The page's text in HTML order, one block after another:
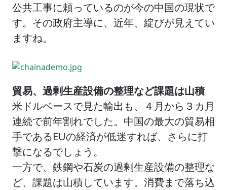
公共工事に頼っているのが今の中国の現状で
す。その政府主導に、近年、綻びが見えてい
ますね。
貿易、過剰生産設備の整理など課題は山積
米ドルベースで見た輸出も、４月から３カ月
連続で前年割れでした。中国の最大の貿易相
手であるEUの経済が低迷すれば、さらに打
撃になるでしょう。
一方で、鉄鋼や石炭の過剰生産設備の整理な
ど、課題は山積しています。消費まで落ち込